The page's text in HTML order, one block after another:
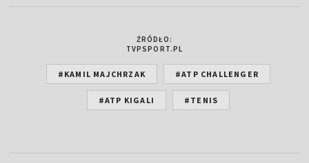
ŹRÓDŁO:
TVPSPORT.PL
#KAMIL MAJCHRZAK #ATP CHALLENGER
#ATP KIGALI #TENIS